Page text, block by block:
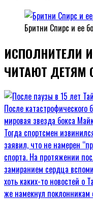
Бритни Спирс и ее
ИСПОЛНИТЕЛИ
ЧИТАЮТ ДЕТЯМ